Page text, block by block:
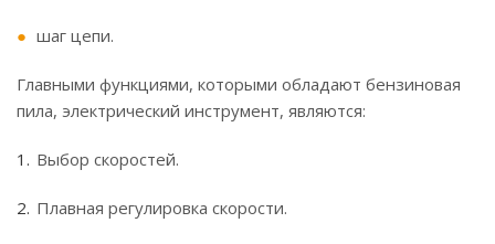
шаг цепи.
Главными функциями, которыми обладают бензиновая
пила, электрический инструмент, являются:
Выбор скоростей.
Плавная регулировка скорости.